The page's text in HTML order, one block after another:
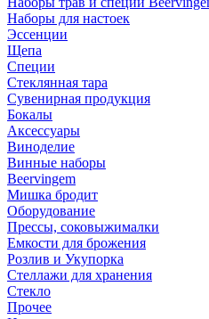
Наборы для настоек
Эссенции
Щепа
Специи
Стеклянная тара
Сувенирная продукция
Бокалы
Аксессуары
Виноделие
Винные наборы
Beervingem
Мишка бродит
Оборудование
Прессы, соковыжималки
Емкости для брожения
Розлив и Укупорка
Стеллажи для хранения
Стекло
Прочее